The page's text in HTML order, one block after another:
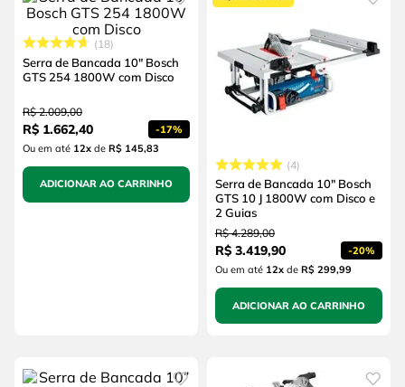
18
Serra de Bancada 10" Bosch
GTS 254 1800W com Disco
R$ 2.009,00
R$ 1.662,40 -17%
Ou em até 12xde R$ 145,83
ADICIONAR AO CARRINHO
4
Serra de Bancada 10" Bosch
GTS 10 J 1800W com Disco e
2 Guias
R$ 4.289,00
R$ 3.419,90 -20%
Ou em até 12xde R$ 299,99
ADICIONAR AO CARRINHO